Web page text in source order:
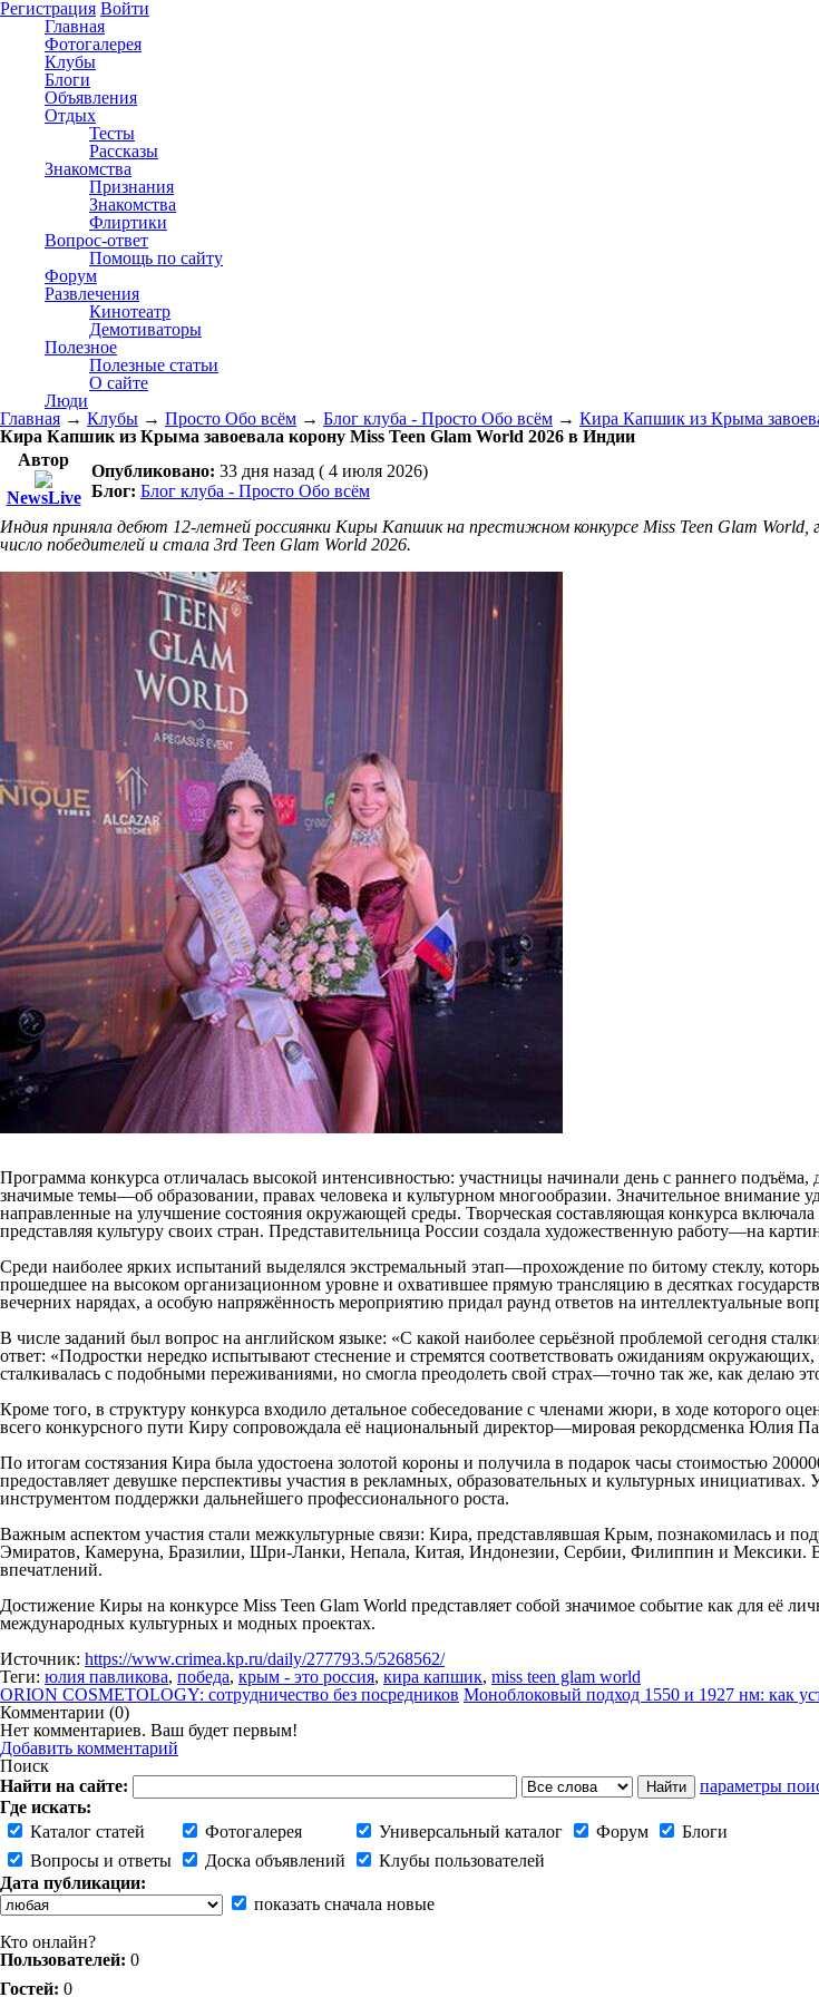
Регистрация Войти
Главная
Фотогалерея
Клубы
Блоги
Объявления
Отдых
Тесты
Рассказы
Знакомства
Признания
Знакомства
Флиртики
Вопрос-ответ
Помощь по сайту
Форум
Развлечения
Кинотеатр
Демотиваторы
Полезное
Полезные статьи
О сайте
Люди
Главная → Клубы → Просто Обо всём → Блог клуба - Просто Обо всём → Кира Капшик из Крыма
Кира Капшик из Крыма завоевала корону Miss Teen Glam World 2026 в Индии
Автор
NewsLive
Опубликовано: 33 дня назад ( 4 июля 2026)
Блог: Блог клуба - Просто Обо всём
Индия приняла дебют 12-летней россиянки Киры Капшик на престижном конкурсе Miss Teen Glam
число победителей и стала 3rd Teen Glam World 2026.
Программа конкурса отличалась высокой интенсивностью: участницы начинали день с раннего подъёма,
значимые темы—об образовании, правах человека и культурном многообразии. Значительное внимание
направленные на улучшение состояния окружающей среды. Творческая составляющая конкурса
представляя культуру своих стран. Представительница России создала художественную работу—на
Среди наиболее ярких испытаний выделялся экстремальный этап—прохождение по битому стеклу,
прошедшее на высоком организационном уровне и охватившее прямую трансляцию в десятках
вечерних нарядах, а особую напряжённость мероприятию придал раунд ответов на интеллектуальные
В числе заданий был вопрос на английском языке: «С какой наиболее серьёзной проблемой сегодня
ответ: «Подростки нередко испытывают стеснение и стремятся соответствовать ожиданиям
сталкивалась с подобными переживаниями, но смогла преодолеть свой страх—точно так же, как делаю
Кроме того, в структуру конкурса входило детальное собеседование с членами жюри, в ходе которого
всего конкурсного пути Киру сопровождала её национальный директор—мировая рекордсменка Юлия
По итогам состязания Кира была удостоена золотой короны и получила в подарок часы стоимостью
предоставляет девушке перспективы участия в рекламных, образовательных и культурных
инструментом поддержки дальнейшего профессионального роста.
Важным аспектом участия стали межкультурные связи: Кира, представлявшая Крым, познакомилась и
Эмиратов, Камеруна, Бразилии, Шри‑Ланки, Непала, Китая, Индонезии, Сербии, Филиппин и Мексики.
впечатлений.
Достижение Киры на конкурсе Miss Teen Glam World представляет собой значимое событие как для её
международных культурных и модных проектах.
Источник: https://www.crimea.kp.ru/daily/277793.5/5268562/
Теги: юлия павликова, победа, крым - это россия, кирa капшик, miss teen glam world
ORION COSMETOLOGY: сотрудничество без посредников Моноблоковый подход 1550 и 1927 нм: как
Комментарии (0)
Нет комментариев. Ваш будет первым!
Добавить комментарий
Поиск
Найти на сайте:
параметры
Где искать:
Каталог статей
Фотогалерея Универсальный каталог Форум
Блоги
Вопросы и ответы
Доска объявлений
Клубы пользователей
Дата публикации:
показать сначала новые
Кто онлайн?
Пользователей: 0
Гостей: 0